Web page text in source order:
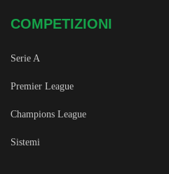
COMPETIZIONI
Serie A
Premier League
Champions League
Sistemi